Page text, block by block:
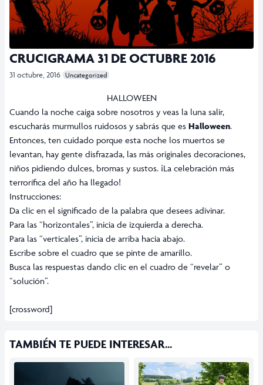
CRUCIGRAMA 31 DE OCTUBRE 2016
31 octubre, 2016 Uncategorized
HALLOWEEN
Cuando la noche caiga sobre nosotros y veas la luna salir,
escucharás murmullos ruidosos y sabrás que es Halloween.
Entonces, ten cuidado porque esta noche los muertos se
levantan, hay gente disfrazada, las más originales decoraciones,
niños pidiendo dulces, bromas y sustos. ¡La celebración más
terrorífica del año ha llegado!
Instrucciones:
Da clic en el significado de la palabra que desees adivinar.
Para las “horizontales”, inicia de izquierda a derecha.
Para las “verticales”, inicia de arriba hacia abajo.
Escribe sobre el cuadro que se pinte de amarillo.
Busca las respuestas dando clic en el cuadro de “revelar” o
“solución”.
[crossword]
TAMBIÉN TE PUEDE INTERESAR...